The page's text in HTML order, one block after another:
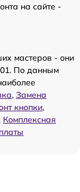
на сайте -
мастеров - они
По данным
, Замена
кнопки,
Комплексная